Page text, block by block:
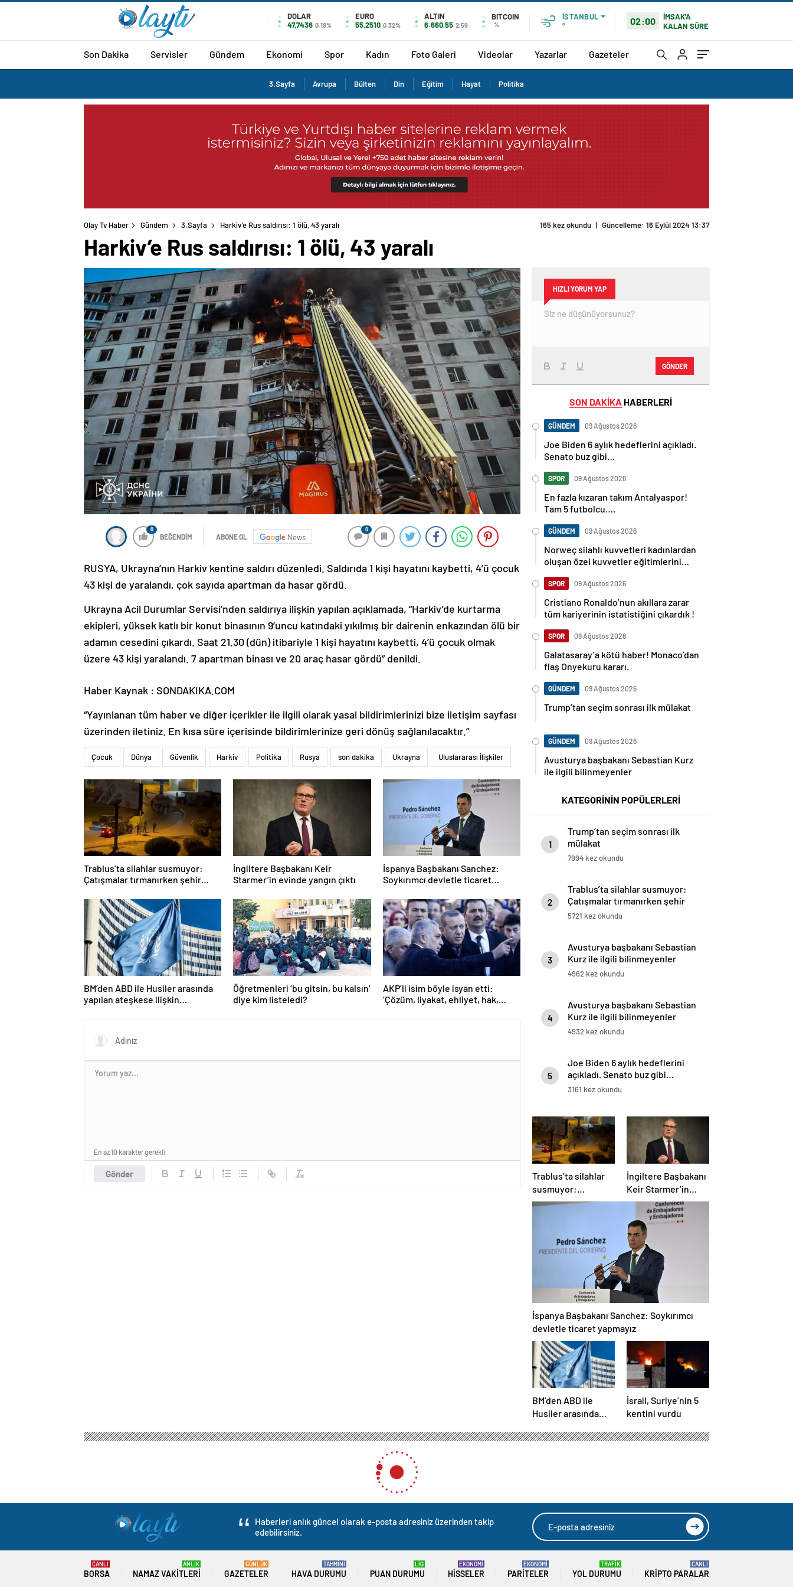
DOLAR
47,7436 0.18%
EURO
55,2510 0.32%
ALTIN
6.660,55 2,59
BITCOIN
%
İSTANBUL
°
02:00
İMSAK'A
KALAN SÜRE
Son Dakika Servisler Gündem Ekonomi Spor Kadın Foto Galeri Videolar Yazarlar Gazeteler
3.Sayfa Avrupa Bülten Din Eğitim Hayat Politika
Olay Tv Haber Gündem 3.Sayfa Harkiv’e Rus saldırısı: 1 ölü, 43 yaralı 165 kez okundu | Güncelleme: 16 Eylül 2024 13:37
Harkiv’e Rus saldırısı: 1 ölü, 43 yaralı
0
BEĞENDİM ABONE OL News
0
RUSYA, Ukrayna’nın Harkiv kentine saldırı düzenledi. Saldırıda 1 kişi hayatını kaybetti, 4’ü çocuk
43 kişi de yaralandı, çok sayıda apartman da hasar gördü.
Ukrayna Acil Durumlar Servisi’nden saldırıya ilişkin yapılan açıklamada, “Harkiv’de kurtarma
ekipleri, yüksek katlı bir konut binasının 9’uncu katındaki yıkılmış bir dairenin enkazından ölü bir
adamın cesedini çıkardı. Saat 21.30 (dün) itibariyle 1 kişi hayatını kaybetti, 4’ü çocuk olmak
üzere 43 kişi yaralandı. 7 apartman binası ve 20 araç hasar gördü” denildi.
Haber Kaynak : SONDAKIKA.COM
“Yayınlanan tüm haber ve diğer içerikler ile ilgili olarak yasal bildirimlerinizi bize iletişim sayfası
üzerinden iletiniz. En kısa süre içerisinde bildirimlerinize geri dönüş sağlanılacaktır.”
Çocuk Dünya Güvenlik Harkiv Politika Rusya son dakika Ukrayna Uluslararası İlişkiler
Trablus’ta silahlar susmuyor:
Çatışmalar tırmanırken şehir
İngiltere Başbakanı Keir
Starmer’in evinde yangın çıktı
İspanya Başbakanı Sanchez:
Soykırımcı devletle ticaret
BM’den ABD ile Husiler arasında
yapılan ateşkese ilişkin
Öğretmenleri ‘bu gitsin, bu kalsın’
diye kim listeledi?
AKP’li isim böyle isyan etti:
‘Çözüm, liyakat, ehliyet, hak,
Gönder
En az 10 karakter gerekli
HIZLI YORUM YAP
GÖNDER
SON DAKİKA HABERLERİ
GÜNDEM 09 Ağustos 2026
Joe Biden 6 aylık hedeflerini açıkladı.
Senato buz gibi…
SPOR 09 Ağustos 2026
En fazla kızaran takım Antalyaspor!
Tam 5 futbolcu….
GÜNDEM 09 Ağustos 2026
Norweç silahlı kuvvetleri kadınlardan
oluşan özel kuvvetler eğitimlerini
SPOR 09 Ağustos 2026
Cristiano Ronaldo’nun akıllara zarar
tüm kariyerinin istatistiğini çıkardık !
SPOR 09 Ağustos 2026
Galatasaray’a kötü haber! Monaco’dan
flaş Onyekuru kararı.
GÜNDEM 09 Ağustos 2026
Trump’tan seçim sonrası ilk mülakat
GÜNDEM 09 Ağustos 2026
Avusturya başbakanı Sebastian Kurz
ile ilgili bilinmeyenler
KATEGORİNİN POPÜLERLERİ
1
Trump’tan seçim sonrası ilk
mülakat
7994 kez okundu
2
Trablus’ta silahlar susmuyor:
Çatışmalar tırmanırken şehir
alarmda
5721 kez okundu
3
Avusturya başbakanı Sebastian
Kurz ile ilgili bilinmeyenler
4962 kez okundu
4
Avusturya başbakanı Sebastian
Kurz ile ilgili bilinmeyenler
4932 kez okundu
5
Joe Biden 6 aylık hedeflerini
açıkladı. Senato buz gibi…
3161 kez okundu
Trablus’ta silahlar
susmuyor:
Çatışmalar
İngiltere Başbakanı
Keir Starmer’in
evinde yangın çıktı
İspanya Başbakanı Sanchez: Soykırımcı
devletle ticaret yapmayız
BM’den ABD ile
Husiler arasında
ilişkin
İsrail, Suriye’nin 5
kentini vurdu
Haberleri anlık güncel olarak e-posta adresiniz üzerinden takip
edebilirsiniz.
BORSA
CANLI
NAMAZ VAKITLERI
ANLIK
GAZETELER
GÜNLÜK
HAVA DURUMU
TAHMİNİ
PUAN DURUMU
LİG
HISSELER
EKONOMİ
PARITELER
EKONOMİ
YOL DURUMU
TRAFİK
KRIPTO PARALAR
CANLI